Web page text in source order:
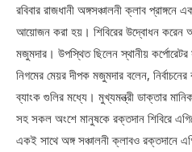
রবিবার রাজধানী অঙ্গসঞ্চালনী ক্লাব প্রাঙ্গনে
আয়োজন করা হয়। শিবিরের উদ্বোধন করেন
মজুমদার। উপস্থিত ছিলেন স্থানীয়
নিগমের মেয়র দীপক মজুমদার বলেন,
ব্যাংক গুলির মধ্যে। মুখ্যমন্ত্রী ডাক্তার
সহ সকল অংশে মানুষকে রক্তদান শিবিরে
একই সাথে অঙ্গ সঞ্চালনী ক্লাবও রক্তদানে